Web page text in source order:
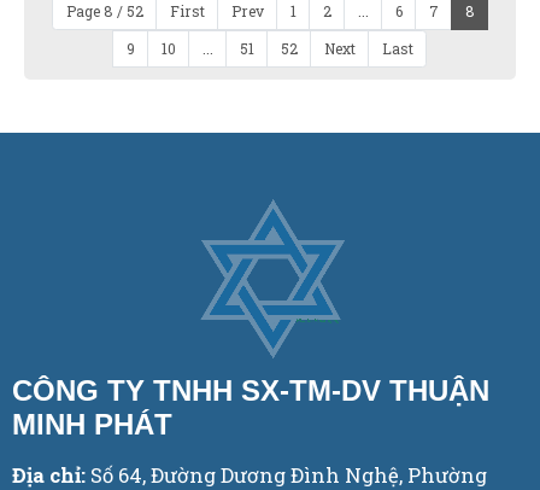
Page 8 / 52 First Prev 1 2 ... 6 7
8
9
10 ... 51 52 Next Last
CÔNG TY TNHH SX-TM-DV THUẬN
MINH PHÁT
Địa chỉ: Số 64, Đường Dương Đình Nghệ, Phường